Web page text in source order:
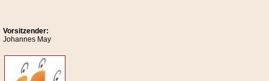
Vorsitzender:
Johannes May